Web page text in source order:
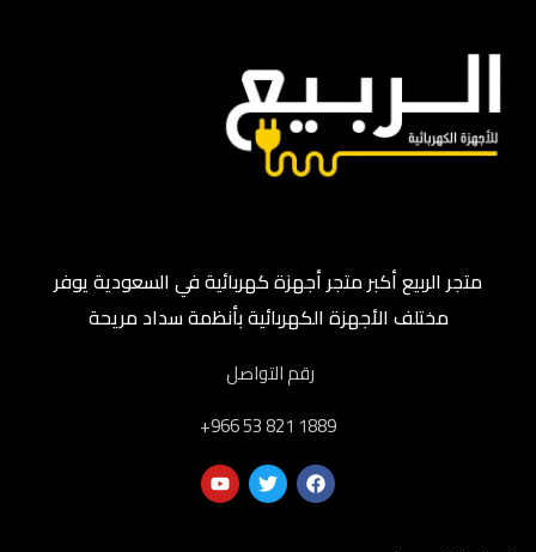
متجر الربيع أكبر متجر أجهزة كهربائية في السعودية يوفر
مختلف الأجهزة الكهربائية بأنظمة سداد مريحة
رقم التواصل
‎+966 53 821 1889